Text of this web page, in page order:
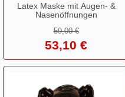
Latex Maske mit Augen- &
Nasenöffnungen
59,00 €
53,10 €